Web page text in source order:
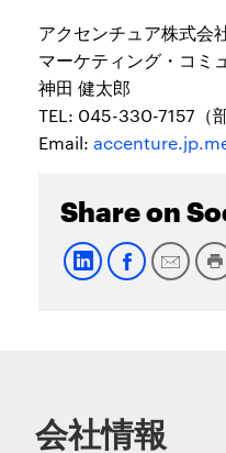
アクセンチュア株式会
マーケティング・コミ
神田 健太郎
TEL: 045-330-7157（
Email:
Share on
会社情報